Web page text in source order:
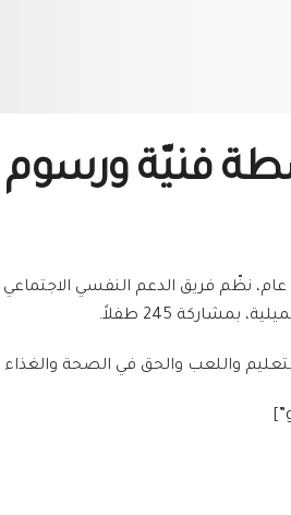
فنيّة ورسوم
الذي يصادف 20 تشرين الثاني من كل عام، نظّم
245 طفلاً.
واللعب والحق في الصحة والغذاء